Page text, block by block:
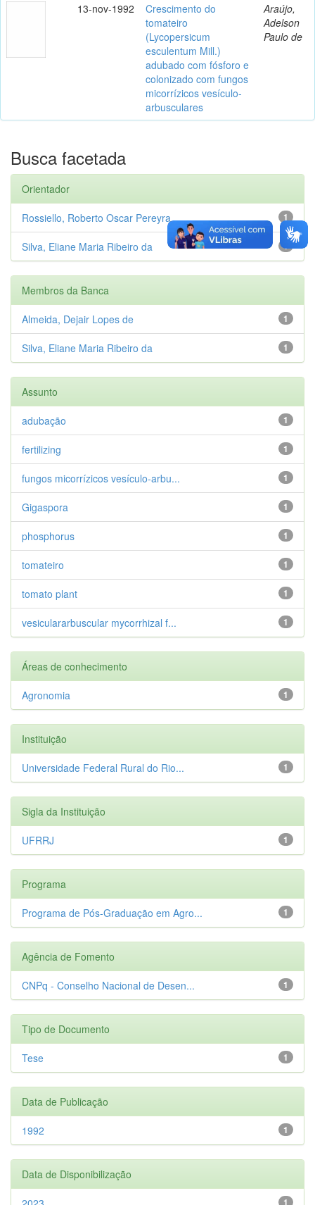
13-nov-1992
Crescimento do
tomateiro
(Lycopersicum
esculentum Mill.)
adubado com fósforo e
colonizado com fungos
micorrízicos vesículo-
arbusculares
Araújo,
Adelson
Paulo de
Busca facetada
Orientador
1
Rossiello, Roberto Oscar Pereyra
1
Silva, Eliane Maria Ribeiro da
Membros da Banca
1
Almeida, Dejair Lopes de
1
Silva, Eliane Maria Ribeiro da
Assunto
1
adubação
1
fertilizing
1
fungos micorrízicos vesículo-arbu...
1
Gigaspora
1
phosphorus
1
tomateiro
1
tomato plant
1
vesiculararbuscular mycorrhizal f...
Áreas de conhecimento
1
Agronomia
Instituição
1
Universidade Federal Rural do Rio...
Sigla da Instituição
1
UFRRJ
Programa
1
Programa de Pós-Graduação em Agro...
Agência de Fomento
1
CNPq - Conselho Nacional de Desen...
Tipo de Documento
1
Tese
Data de Publicação
1
1992
Data de Disponibilização
1